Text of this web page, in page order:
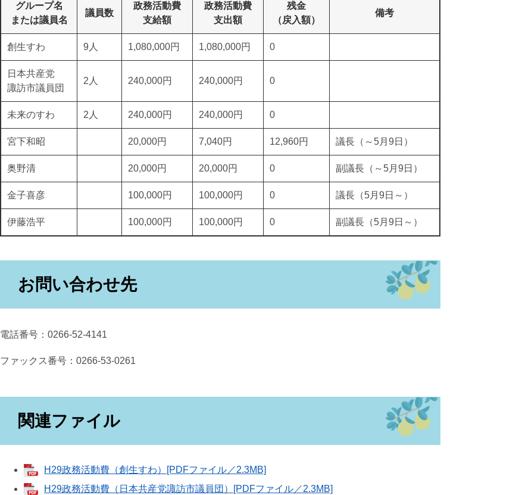
グループ名
または議員名
議員数
政務活動費
支給額
政務活動費
支出額
残金
（戻入額）
備考
創生すわ 9人 1,080,000円 1,080,000円 0
日本共産党
諏訪市議員団
2人 240,000円 240,000円 0
未来のすわ 2人 240,000円 240,000円 0
宮下和昭 20,000円 7,040円 12,960円 議長（～5月9日）
奥野清 20,000円 20,000円 0 副議長（～5月9日）
金子喜彦 100,000円 100,000円 0 議長（5月9日～）
伊藤浩平 100,000円 100,000円 0 副議長（5月9日～）
お問い合わせ先
電話番号：0266-52-4141
ファックス番号：0266-53-0261
関連ファイル
H29政務活動費（創生すわ）[PDFファイル／2.3MB]
H29政務活動費（日本共産党諏訪市議員団）[PDFファイル／2.3MB]